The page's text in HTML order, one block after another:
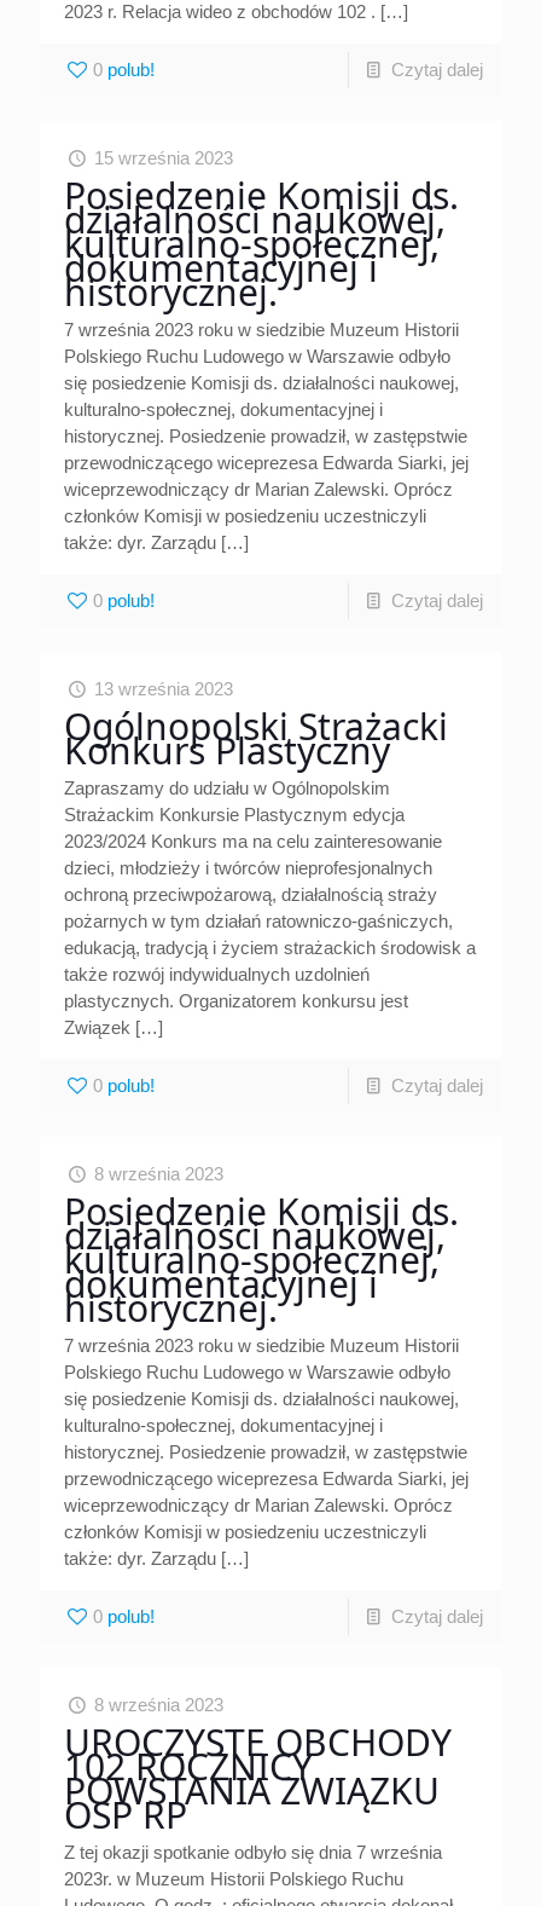
2023 r. Relacja wideo z obchodów 102 . […]
0 Czytaj dalej
15 września 2023
Posiedzenie Komisji ds.
działalności naukowej,
kulturalno-społecznej,
dokumentacyjnej i
historycznej.
7 września 2023 roku w siedzibie Muzeum Historii
Polskiego Ruchu Ludowego w Warszawie odbyło
się posiedzenie Komisji ds. działalności naukowej,
kulturalno-społecznej, dokumentacyjnej i
historycznej. Posiedzenie prowadził, w zastępstwie
przewodniczącego wiceprezesa Edwarda Siarki, jej
wiceprzewodniczący dr Marian Zalewski. Oprócz
członków Komisji w posiedzeniu uczestniczyli
także: dyr. Zarządu […]
0 Czytaj dalej
13 września 2023
Ogólnopolski Strażacki
Konkurs Plastyczny
Zapraszamy do udziału w Ogólnopolskim
Strażackim Konkursie Plastycznym edycja
2023/2024 Konkurs ma na celu zainteresowanie
dzieci, młodzieży i twórców nieprofesjonalnych
ochroną przeciwpożarową, działalnością straży
pożarnych w tym działań ratowniczo-gaśniczych,
edukacją, tradycją i życiem strażackich środowisk a
także rozwój indywidualnych uzdolnień
plastycznych. Organizatorem konkursu jest
Związek […]
0 Czytaj dalej
8 września 2023
Posiedzenie Komisji ds.
działalności naukowej,
kulturalno-społecznej,
dokumentacyjnej i
historycznej.
7 września 2023 roku w siedzibie Muzeum Historii
Polskiego Ruchu Ludowego w Warszawie odbyło
się posiedzenie Komisji ds. działalności naukowej,
kulturalno-społecznej, dokumentacyjnej i
historycznej. Posiedzenie prowadził, w zastępstwie
przewodniczącego wiceprezesa Edwarda Siarki, jej
wiceprzewodniczący dr Marian Zalewski. Oprócz
członków Komisji w posiedzeniu uczestniczyli
także: dyr. Zarządu […]
0 Czytaj dalej
8 września 2023
UROCZYSTE OBCHODY
102 ROCZNICY
POWSTANIA ZWIĄZKU
OSP RP
Z tej okazji spotkanie odbyło się dnia 7 września
2023r. w Muzeum Historii Polskiego Ruchu